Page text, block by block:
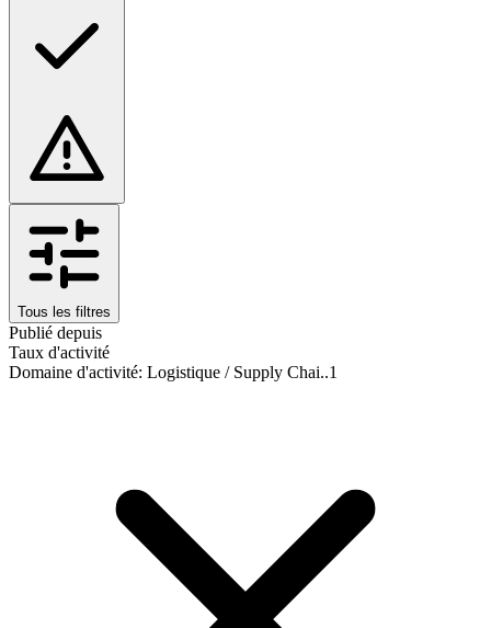
Tous les filtres
Publié depuis
Taux d'activité
Domaine d'activité: Logistique / Supply Chai..1